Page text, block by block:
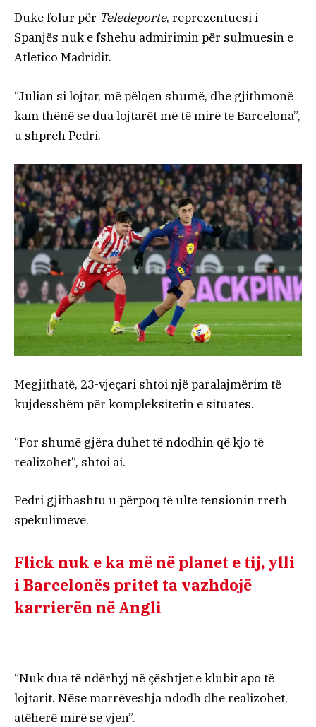
Duke folur për Teledeporte, reprezentuesi i
Spanjës nuk e fshehu admirimin për sulmuesin e
Atletico Madridit.
“Julian si lojtar, më pëlqen shumë, dhe gjithmonë
kam thënë se dua lojtarët më të mirë te Barcelona”,
u shpreh Pedri.
Megjithatë, 23-vjeçari shtoi një paralajmërim të
kujdesshëm për kompleksitetin e situates.
“Por shumë gjëra duhet të ndodhin që kjo të
realizohet”, shtoi ai.
Pedri gjithashtu u përpoq të ulte tensionin rreth
spekulimeve.
Flick nuk e ka më në planet e tij, ylli
i Barcelonës pritet ta vazhdojë
karrierën në Angli
“Nuk dua të ndërhyj në çështjet e klubit apo të
lojtarit. Nëse marrëveshja ndodh dhe realizohet,
atëherë mirë se vjen”.